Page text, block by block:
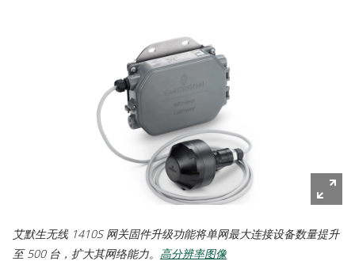
艾默生无线 1410S 网关固件升级功能将单网最大连接设备数量提升
至 500 台，扩大其网络能力。 高分辨率图像